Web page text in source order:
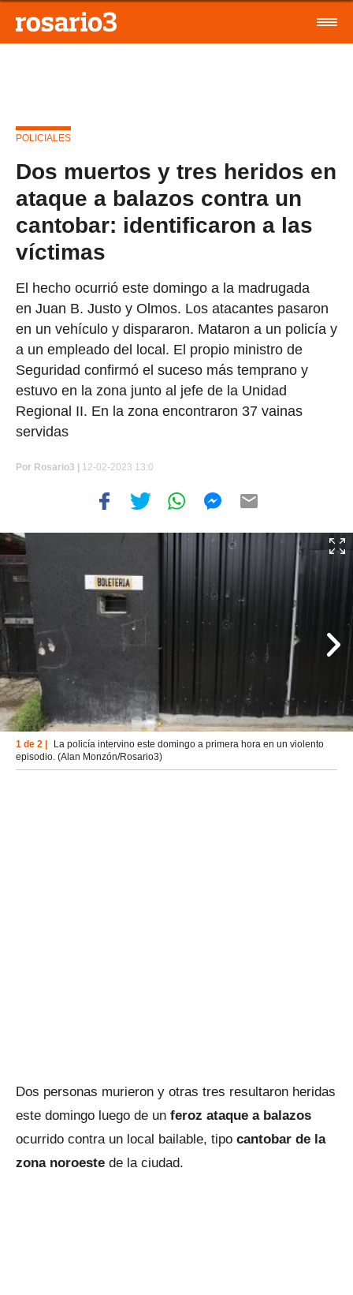
POLICIALES
Dos muertos y tres heridos en
ataque a balazos contra un
cantobar: identificaron a las
víctimas
El hecho ocurrió este domingo a la madrugada
en Juan B. Justo y Olmos. Los atacantes pasaron
en un vehículo y dispararon. Mataron a un policía y
a un empleado del local. El propio ministro de
Seguridad confirmó el suceso más temprano y
estuvo en la zona junto al jefe de la Unidad
Regional II. En la zona encontraron 37 vainas
servidas
Por Rosario3 | 12-02-2023 13:0
1 de 2 |
La policía intervino este domingo a primera hora en un violento
episodio. (Alan Monzón/Rosario3)
Dos personas murieron y otras tres resultaron heridas
este domingo luego de un feroz ataque a balazos
ocurrido contra un local bailable, tipo cantobar de la
zona noroeste de la ciudad.